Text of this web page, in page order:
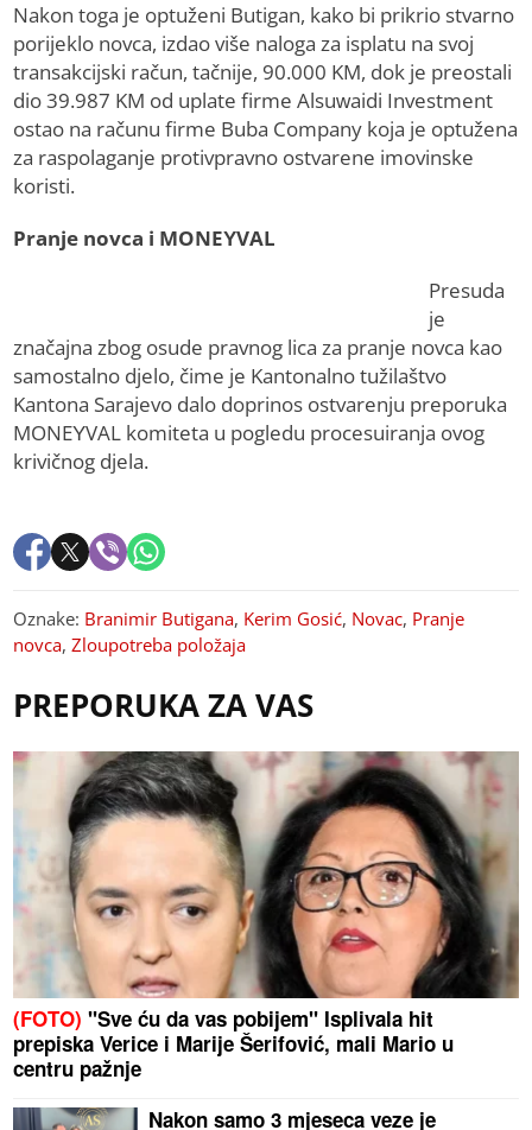
Nakon toga je optuženi Butigan, kako bi prikrio stvarno
porijeklo novca, izdao više naloga za isplatu na svoj
transakcijski račun, tačnije, 90.000 KM, dok je preostali
dio 39.987 KM od uplate firme Alsuwaidi Investment
ostao na računu firme Buba Company koja je optužena
za raspolaganje protivpravno ostvarene imovinske
koristi.
Pranje novca i MONEYVAL
Presuda
je
značajna zbog osude pravnog lica za pranje novca kao
samostalno djelo, čime je Kantonalno tužilaštvo
Kantona Sarajevo dalo doprinos ostvarenju preporuka
MONEYVAL komiteta u pogledu procesuiranja ovog
krivičnog djela.
Oznake: Branimir Butigana, Kerim Gosić, Novac, Pranje
novca,Zloupotreba položaja
PREPORUKA ZA VAS
(FOTO) "Sve ću da vas pobijem" Isplivala hit
prepiska Verice i Marije Šerifović, mali Mario u
centru pažnje
Nakon samo 3 mjeseca veze je